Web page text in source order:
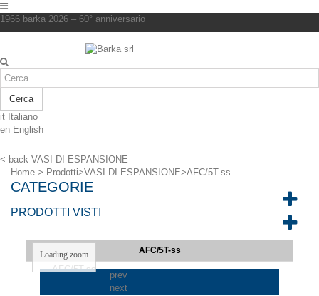
1966 barka 2026 – 60° anniversario
Cerca
it Italiano
en English
< back VASI DI ESPANSIONE
Home > Prodotti>VASI DI ESPANSIONE>AFC/5T-ss
CATEGORIE
PRODOTTI VISTI
AFC/5T-ss
Loading zoom
prev
next